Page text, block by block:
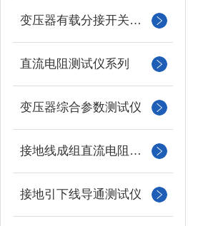
变压器有载分接开关测试仪
直流电阻测试仪系列
变压器综合参数测试仪
接地线成组直流电阻测试仪
接地引下线导通测试仪